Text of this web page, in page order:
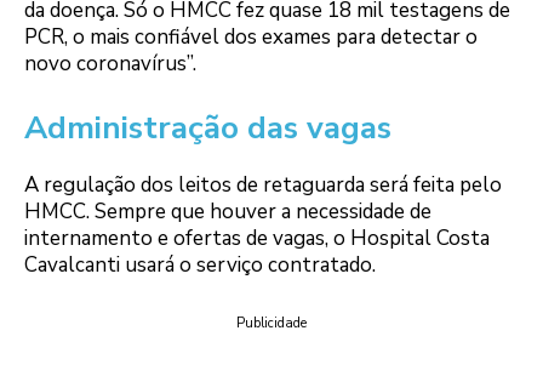
da doença. Só o HMCC fez quase 18 mil testagens de
PCR, o mais confiável dos exames para detectar o
novo coronavírus”.
Administração das vagas
A regulação dos leitos de retaguarda será feita pelo
HMCC. Sempre que houver a necessidade de
internamento e ofertas de vagas, o Hospital Costa
Cavalcanti usará o serviço contratado.
Publicidade